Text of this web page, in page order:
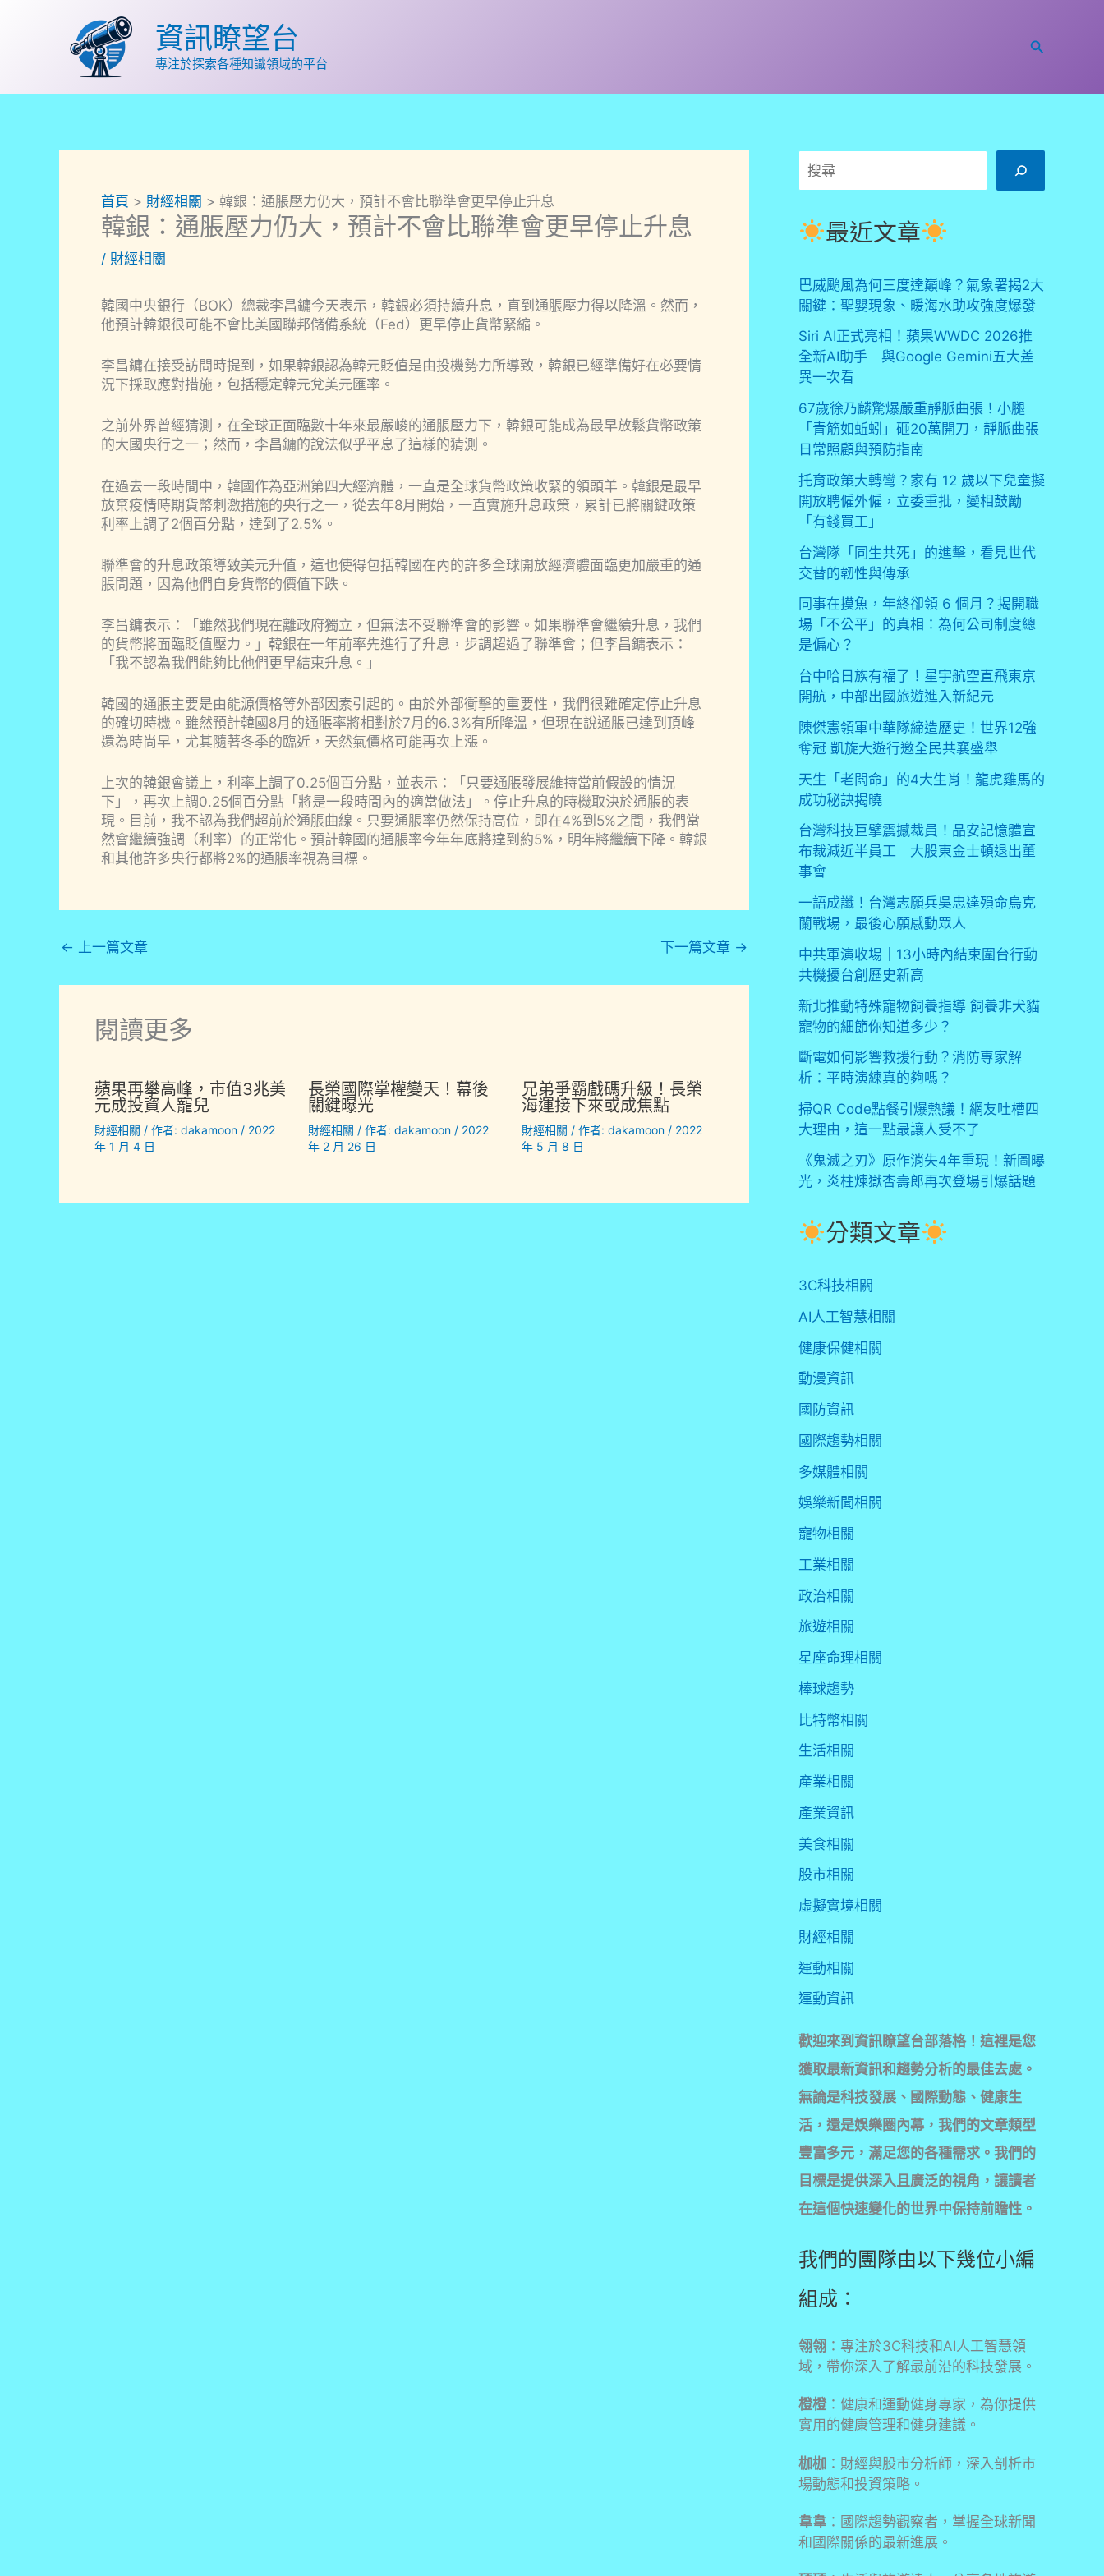
資訊瞭望台
專注於探索各種知識領域的平台
搜
首頁 財經相關 韓銀：通脹壓力仍大，預計不會比聯準會更早停止升息
韓銀：通脹壓力仍大，預計不會比聯準會更早停止升息
/ 財經相關
韓國中央銀行（BOK）總裁李昌鏞今天表示，韓銀必須持續升息，直到通脹壓力得以降溫。然而，
他預計韓銀很可能不會比美國聯邦儲備系統（Fed）更早停止貨幣緊縮。
李昌鏞在接受訪問時提到，如果韓銀認為韓元貶值是由投機勢力所導致，韓銀已經準備好在必要情
況下採取應對措施，包括穩定韓元兌美元匯率。
之前外界曾經猜測，在全球正面臨數十年來最嚴峻的通脹壓力下，韓銀可能成為最早放鬆貨幣政策
的大國央行之一；然而，李昌鏞的說法似乎平息了這樣的猜測。
在過去一段時間中，韓國作為亞洲第四大經濟體，一直是全球貨幣政策收緊的領頭羊。韓銀是最早
放棄疫情時期貨幣刺激措施的央行之一，從去年8月開始，一直實施升息政策，累計已將關鍵政策
利率上調了2個百分點，達到了2.5%。
聯準會的升息政策導致美元升值，這也使得包括韓國在內的許多全球開放經濟體面臨更加嚴重的通
脹問題，因為他們自身貨幣的價值下跌。
李昌鏞表示：「雖然我們現在離政府獨立，但無法不受聯準會的影響。如果聯準會繼續升息，我們
的貨幣將面臨貶值壓力。」韓銀在一年前率先進行了升息，步調超過了聯準會；但李昌鏞表示：
「我不認為我們能夠比他們更早結束升息。」
韓國的通脹主要是由能源價格等外部因素引起的。由於外部衝擊的重要性，我們很難確定停止升息
的確切時機。雖然預計韓國8月的通脹率將相對於7月的6.3%有所降溫，但現在說通脹已達到頂峰
還為時尚早，尤其隨著冬季的臨近，天然氣價格可能再次上漲。
上次的韓銀會議上，利率上調了0.25個百分點，並表示：「只要通脹發展維持當前假設的情況
下」，再次上調0.25個百分點「將是一段時間內的適當做法」。停止升息的時機取決於通脹的表
現。目前，我不認為我們超前於通脹曲線。只要通脹率仍然保持高位，即在4%到5%之間，我們當
然會繼續強調（利率）的正常化。預計韓國的通脹率今年年底將達到約5%，明年將繼續下降。韓銀
和其他許多央行都將2%的通脹率視為目標。
← 上一篇文章 下一篇文章 →
閱讀更多
蘋果再攀高峰，市值3兆美
元成投資人寵兒
財經相關 / 作者: dakamoon / 2022
年 1 月 4 日
長榮國際掌權變天！幕後
關鍵曝光
財經相關 / 作者: dakamoon / 2022
年 2 月 26 日
兄弟爭霸戲碼升級！長榮
海運接下來或成焦點
財經相關 / 作者: dakamoon / 2022
年 5 月 8 日
搜
尋
最近文章
巴威颱風為何三度達巔峰？氣象署揭2大
關鍵：聖嬰現象、暖海水助攻強度爆發
Siri AI正式亮相！蘋果WWDC 2026推
全新AI助手 與Google Gemini五大差
異一次看
67歲徐乃麟驚爆嚴重靜脈曲張！小腿
「青筋如蚯蚓」砸20萬開刀，靜脈曲張
日常照顧與預防指南
托育政策大轉彎？家有 12 歲以下兒童擬
開放聘僱外僱，立委重批，變相鼓勵
「有錢買工」
台灣隊「同生共死」的進擊，看見世代
交替的韌性與傳承
同事在摸魚，年終卻領 6 個月？揭開職
場「不公平」的真相：為何公司制度總
是偏心？
台中哈日族有福了！星宇航空直飛東京
開航，中部出國旅遊進入新紀元
陳傑憲領軍中華隊締造歷史！世界12強
奪冠 凱旋大遊行邀全民共襄盛舉
天生「老闆命」的4大生肖！龍虎雞馬的
成功秘訣揭曉
台灣科技巨擘震撼裁員！品安記憶體宣
布裁減近半員工 大股東金士頓退出董
事會
一語成讖！台灣志願兵吳忠達殞命烏克
蘭戰場，最後心願感動眾人
中共軍演收場｜13小時內結束圍台行動
共機擾台創歷史新高
新北推動特殊寵物飼養指導 飼養非犬貓
寵物的細節你知道多少？
斷電如何影響救援行動？消防專家解
析：平時演練真的夠嗎？
掃QR Code點餐引爆熱議！網友吐槽四
大理由，這一點最讓人受不了
《鬼滅之刃》原作消失4年重現！新圖曝
光，炎柱煉獄杏壽郎再次登場引爆話題
分類文章
3C科技相關
AI人工智慧相關
健康保健相關
動漫資訊
國防資訊
國際趨勢相關
多媒體相關
娛樂新聞相關
寵物相關
工業相關
政治相關
旅遊相關
星座命理相關
棒球趨勢
比特幣相關
生活相關
產業相關
產業資訊
美食相關
股市相關
虛擬實境相關
財經相關
運動相關
運動資訊
歡迎來到資訊瞭望台部落格！這裡是您
獲取最新資訊和趨勢分析的最佳去處。
無論是科技發展、國際動態、健康生
活，還是娛樂圈內幕，我們的文章類型
豐富多元，滿足您的各種需求。我們的
目標是提供深入且廣泛的視角，讓讀者
在這個快速變化的世界中保持前瞻性。
我們的團隊由以下幾位小編
組成：
翎翎 ：專注於3C科技和AI人工智慧領
域，帶你深入了解最前沿的科技發展。
橙橙 ：健康和運動健身專家，為你提供
實用的健康管理和健身建議。
枷枷 ：財經與股市分析師，深入剖析市
場動態和投資策略。
韋韋 ：國際趨勢觀察者，掌握全球新聞
和國際關係的最新進展。